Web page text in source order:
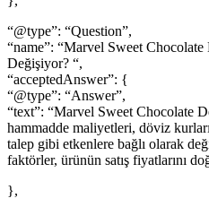
“@type”: “Question”,
“name”: “Marvel Sweet
Değişiyor? “,
“acceptedAnswer”: {
“@type”: “Answer”,
“text”: “Marvel Sweet Chocolate
hammadde maliyetleri, döviz
talep gibi etkenlere bağlı olarak
faktörler, ürünün satış fiyatlarını
},